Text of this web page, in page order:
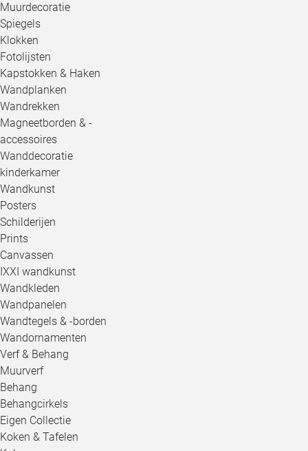
Muurdecoratie
Spiegels
Klokken
Fotolijsten
Kapstokken & Haken
Wandplanken
Wandrekken
Magneetborden & -
accessoires
Wanddecoratie
kinderkamer
Wandkunst
Posters
Schilderijen
Prints
Canvassen
IXXI wandkunst
Wandkleden
Wandpanelen
Wandtegels & -borden
Wandornamenten
Verf & Behang
Muurverf
Behang
Behangcirkels
Eigen Collectie
Koken & Tafelen